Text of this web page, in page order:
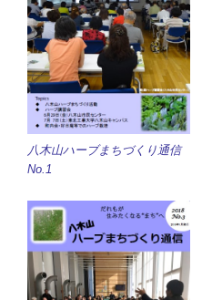
八木山ハーブまちづくり通信
No.1